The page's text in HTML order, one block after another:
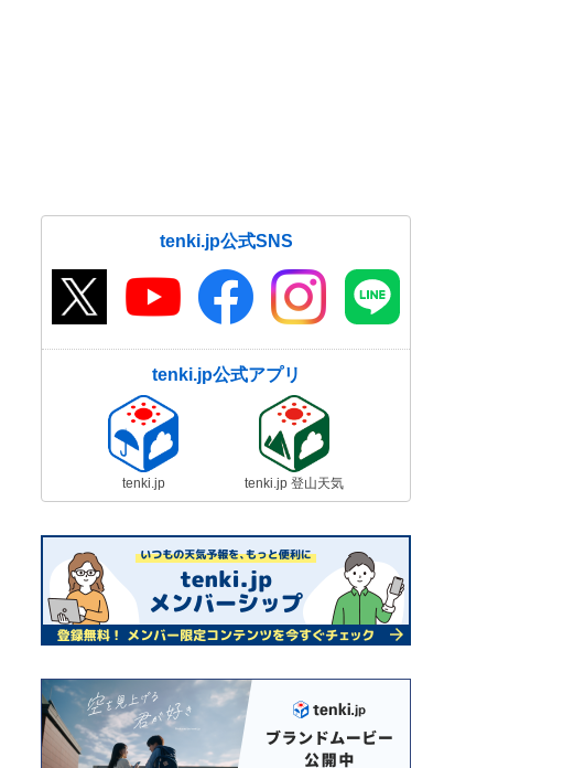
tenki.jp公式SNS
tenki.jp公式アプリ
tenki.jp tenki.jp 登山天気